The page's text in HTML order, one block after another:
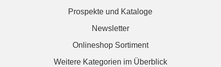
Prospekte und Kataloge
Newsletter
Onlineshop Sortiment
Weitere Kategorien im Überblick